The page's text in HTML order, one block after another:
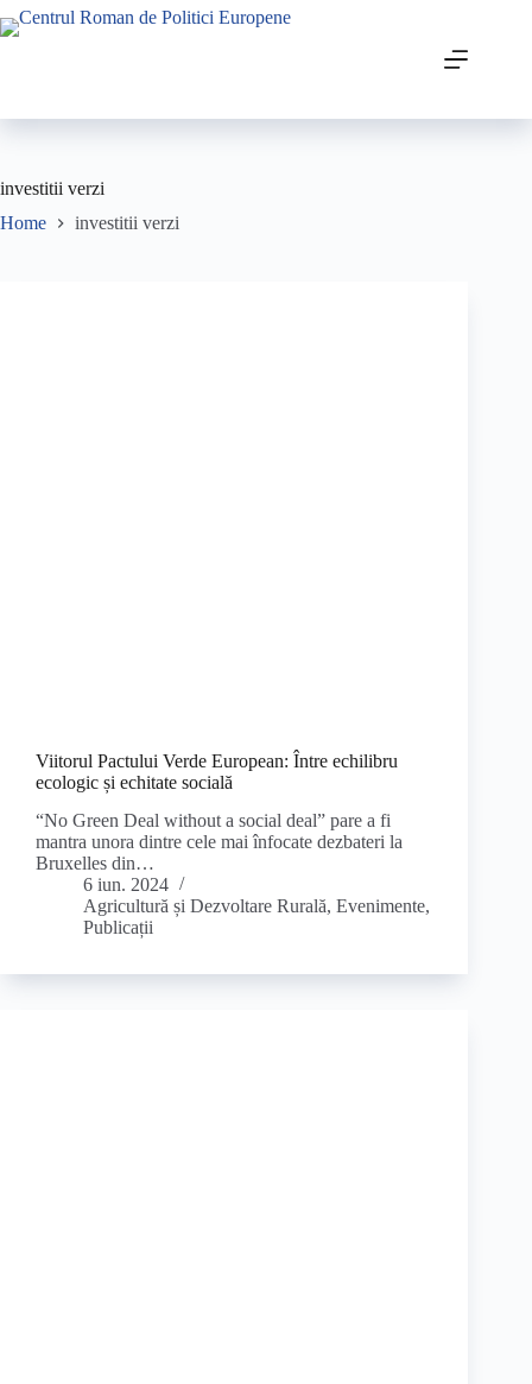
investitii verzi
Home
investitii verzi
Viitorul Pactului Verde European: Între echilibru
ecologic și echitate socială
“No Green Deal without a social deal” pare a fi
mantra unora dintre cele mai înfocate dezbateri la
Bruxelles din…
6 iun. 2024
Agricultură și Dezvoltare Rurală, Evenimente,
Publicații